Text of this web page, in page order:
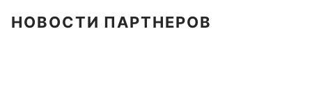
НОВОСТИ ПАРТНЕРОВ